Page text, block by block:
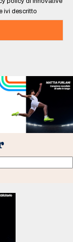
ivi descritto